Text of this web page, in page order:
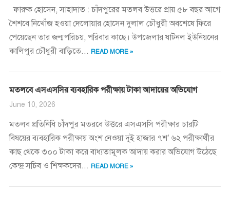
ফারুক হোসেন, সাহাদাত : চাঁদপুরের মতলব উত্তরে প্রায় ৫৮ বছর আগে
শৈশবে নিখোঁজ হওয়া দেলোয়ার হোসেন দুলাল চৌধুরী অবশেষে ফিরে
পেয়েছেন তার জন্মপরিচয়, পরিবার কাছে। উপজেলার ষাটনল ইউনিয়নের
কালিপুর চৌধুরী বাড়িতে... READ MORE »
মতলবে এসএসসির ব্যবহারিক পরীক্ষায় টাকা আদায়ের অভিযোগ
June 10, 2026
মতলব প্রতিনিধি চাঁদপুর মতরবে উত্তরে এসএসসি পরীক্ষার চারটি
বিষয়ের ব্যবহারিক পরীক্ষায় অংশ নেওয়া দুই হাজার ৭শ’ ৬২ পরীক্ষার্থীর
কাছ থেকে ৩০০ টাকা করে বাধ্যতামূলক আদায় করার অভিযোগ উঠেছে
কেন্দ্র সচিব ও শিক্ষকদের... READ MORE »